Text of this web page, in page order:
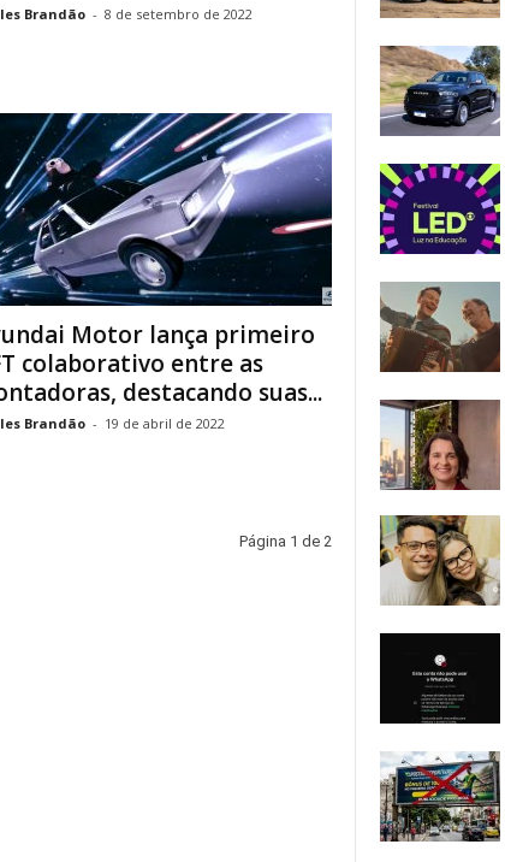
Brandão - 8 de setembro de 2022
Motor lança primeiro
colaborativo entre as
destacando suas...
Brandão - 19 de abril de 2022
Página 1 de 2